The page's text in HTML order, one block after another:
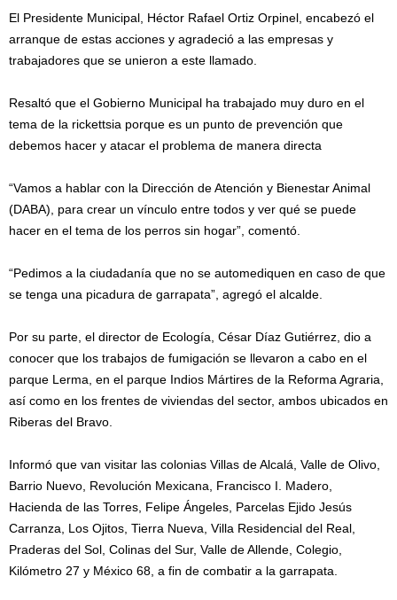
El Presidente Municipal, Héctor Rafael Ortiz Orpinel, encabezó el
arranque de estas acciones y agradeció a las empresas y
trabajadores que se unieron a este llamado.
Resaltó que el Gobierno Municipal ha trabajado muy duro en el
tema de la rickettsia porque es un punto de prevención que
debemos hacer y atacar el problema de manera directa
“Vamos a hablar con la Dirección de Atención y Bienestar Animal
(DABA), para crear un vínculo entre todos y ver qué se puede
hacer en el tema de los perros sin hogar”, comentó.
“Pedimos a la ciudadanía que no se automediquen en caso de que
se tenga una picadura de garrapata”, agregó el alcalde.
Por su parte, el director de Ecología, César Díaz Gutiérrez, dio a
conocer que los trabajos de fumigación se llevaron a cabo en el
parque Lerma, en el parque Indios Mártires de la Reforma Agraria,
así como en los frentes de viviendas del sector, ambos ubicados en
Riberas del Bravo.
Informó que van visitar las colonias Villas de Alcalá, Valle de Olivo,
Barrio Nuevo, Revolución Mexicana, Francisco I. Madero,
Hacienda de las Torres, Felipe Ángeles, Parcelas Ejido Jesús
Carranza, Los Ojitos, Tierra Nueva, Villa Residencial del Real,
Praderas del Sol, Colinas del Sur, Valle de Allende, Colegio,
Kilómetro 27 y México 68, a fin de combatir a la garrapata.